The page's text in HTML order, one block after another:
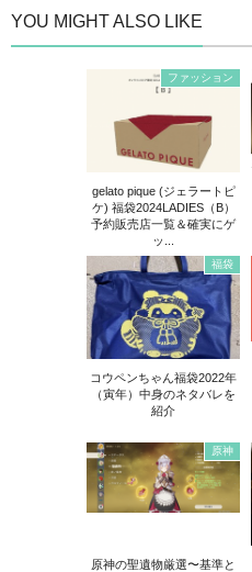
YOU MIGHT ALSO LIKE
ファッション
gelato pique (ジェラートピ
ケ) 福袋2024LADIES（B）
予約販売店一覧＆確実にゲ
ッ...
福袋
コウペンちゃん福袋2022年
（寅年）中身のネタバレを
紹介
原神
原神の聖遺物厳選〜基準と